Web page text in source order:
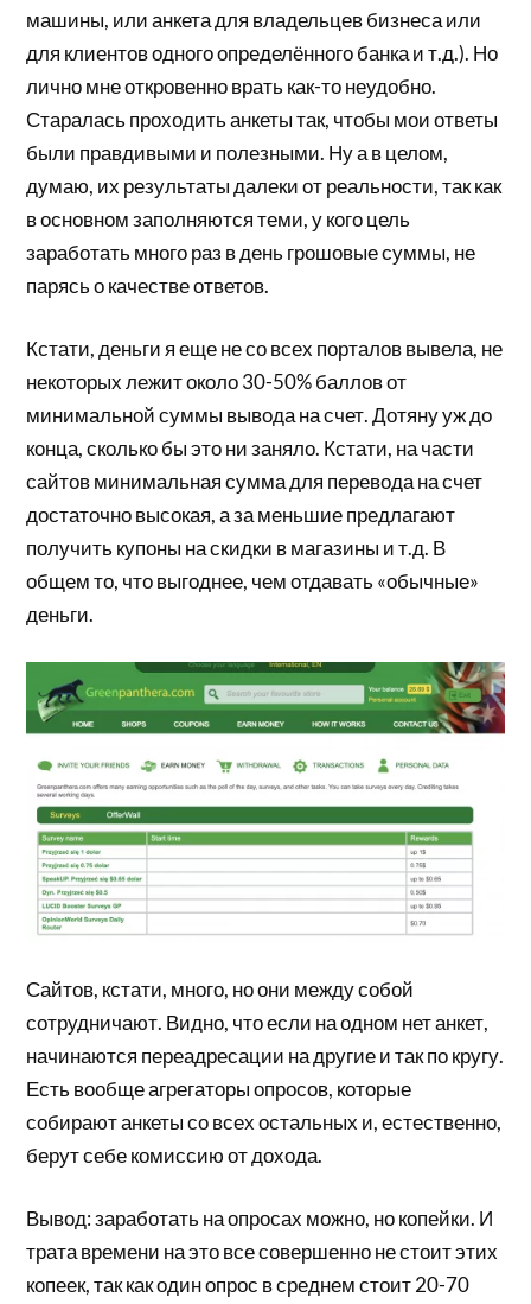
машины, или анкета для владельцев бизнеса или
для клиентов одного определённого банка и т.д.). Но
лично мне откровенно врать как-то неудобно.
Старалась проходить анкеты так, чтобы мои ответы
были правдивыми и полезными. Ну а в целом,
думаю, их результаты далеки от реальности, так как
в основном заполняются теми, у кого цель
заработать много раз в день грошовые суммы, не
парясь о качестве ответов.
Кстати, деньги я еще не со всех порталов вывела, не
некоторых лежит около 30-50% баллов от
минимальной суммы вывода на счет. Дотяну уж до
конца, сколько бы это ни заняло. Кстати, на части
сайтов минимальная сумма для перевода на счет
достаточно высокая, а за меньшие предлагают
получить купоны на скидки в магазины и т.д. В
общем то, что выгоднее, чем отдавать «обычные»
деньги.
Сайтов, кстати, много, но они между собой
сотрудничают. Видно, что если на одном нет анкет,
начинаются переадресации на другие и так по кругу.
Есть вообще агрегаторы опросов, которые
собирают анкеты со всех остальных и, естественно,
берут себе комиссию от дохода.
Вывод: заработать на опросах можно, но копейки. И
трата времени на это все совершенно не стоит этих
копеек, так как один опрос в среднем стоит 20-70